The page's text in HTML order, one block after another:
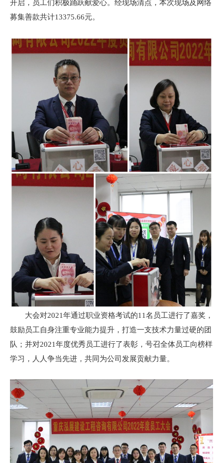
开启，员工们积极踊跃献爱心。经现场清点，本次现场及网络
募集善款共计13375.66元。
大会对2021年通过职业资格考试的11名员工进行了嘉奖，
鼓励员工自身注重专业能力提升，打造一支技术力量过硬的团
队；并对2021年度优秀员工进行了表彰，号召全体员工向榜样
学习，人人争当先进，共同为公司发展贡献力量。